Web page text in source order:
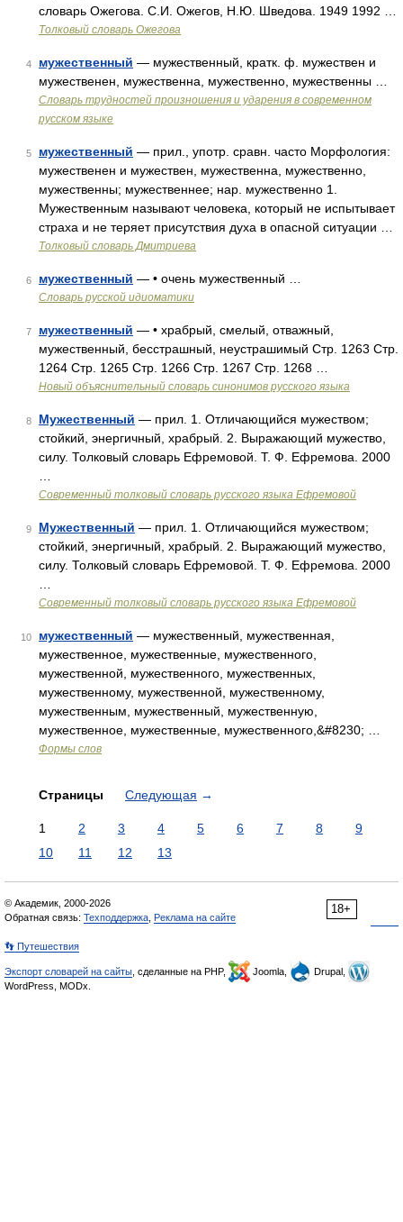
словарь Ожегова. С.И. Ожегов, Н.Ю. Шведова. 1949 1992 …
Толковый словарь Ожегова
4 мужественный — мужественный, кратк. ф. мужествен и
мужественен, мужественна, мужественно, мужественны …
Словарь трудностей произношения и ударения в современном
русском языке
5 мужественный — прил., употр. сравн. часто Морфология:
мужественен и мужествен, мужественна, мужественно,
мужественны; мужественнее; нар. мужественно 1.
Мужественным называют человека, который не испытывает
страха и не теряет присутствия духа в опасной ситуации …
Толковый словарь Дмитриева
6 мужественный — • очень мужественный …
Словарь русской идиоматики
7 мужественный — • храбрый, смелый, отважный,
мужественный, бесстрашный, неустрашимый Стр. 1263 Стр.
1264 Стр. 1265 Стр. 1266 Стр. 1267 Стр. 1268 …
Новый объяснительный словарь синонимов русского языка
8 Мужественный — прил. 1. Отличающийся мужеством;
стойкий, энергичный, храбрый. 2. Выражающий мужество,
силу. Толковый словарь Ефремовой. Т. Ф. Ефремова. 2000
Современный толковый словарь русского языка Ефремовой
9 Мужественный — прил. 1. Отличающийся мужеством;
стойкий, энергичный, храбрый. 2. Выражающий мужество,
силу. Толковый словарь Ефремовой. Т. Ф. Ефремова. 2000
Современный толковый словарь русского языка Ефремовой
10 мужественный — мужественный, мужественная,
мужественное, мужественные, мужественного,
мужественной, мужественного, мужественных,
мужественному, мужественной, мужественному,
мужественным, мужественный, мужественную,
мужественное, мужественные, мужественного,&#8230; …
Формы слов
Страницы Следующая →
1 2 3 4 5 6 7 8
9
10
11 12 13
18+
© Академик, 2000-2026
Обратная связь: Техподдержка Реклама на сайте
👣 Путешествия
Экспорт словарей на сайты , сделанные на PHP, Joomla,
Drupal,
WordPress, MODx.